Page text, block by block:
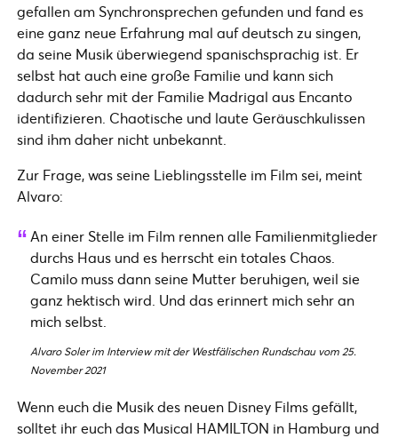
gefallen am Synchronsprechen gefunden und fand es
eine ganz neue Erfahrung mal auf deutsch zu singen,
da seine Musik überwiegend spanischsprachig ist. Er
selbst hat auch eine große Familie und kann sich
dadurch sehr mit der Familie Madrigal aus Encanto
identifizieren. Chaotische und laute Geräuschkulissen
sind ihm daher nicht unbekannt.
Zur Frage, was seine Lieblingsstelle im Film sei, meint
Alvaro:
An einer Stelle im Film rennen alle Familienmitglieder
durchs Haus und es herrscht ein totales Chaos.
Camilo muss dann seine Mutter beruhigen, weil sie
ganz hektisch wird. Und das erinnert mich sehr an
mich selbst.
Alvaro Soler im Interview mit der Westfälischen Rundschau vom 25.
November 2021
Wenn euch die Musik des neuen Disney Films gefällt,
solltet ihr euch das Musical HAMILTON in Hamburg und